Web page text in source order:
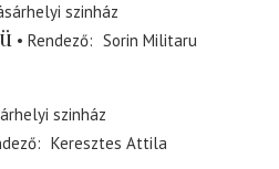
szinház
Rendező
Sorin Militaru
szinház
Keresztes Attila